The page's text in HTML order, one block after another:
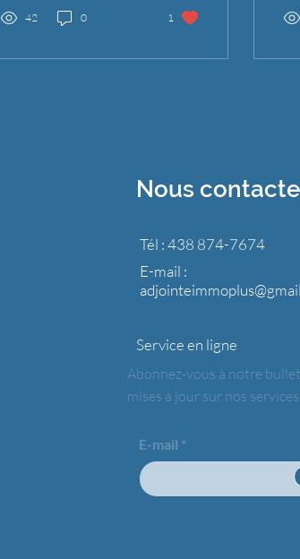
immobiliers ?
42 0 1
Nous
Tél : 438 874-7674
E-mail :
Service en ligne
E-mail
Abonnez-vous à notre
mises à jour sur nos